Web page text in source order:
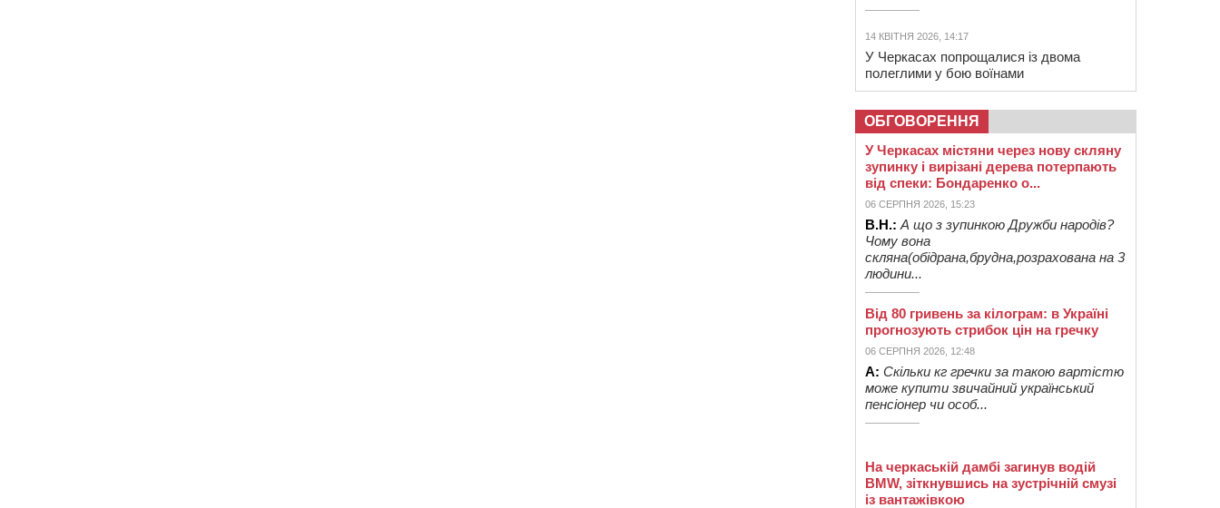
14 КВІТНЯ 2026, 14:17
У Черкасах попрощалися із двома
полеглими у бою воїнами
ОБГОВОРЕННЯ
У Черкасах містяни через нову скляну
зупинку і вирізані дерева потерпають
від спеки: Бондаренко о...
06 СЕРПНЯ 2026, 15:23
В.Н.: А що з зупинкою Дружби народів?
Чому вона
скляна(обідрана,брудна,розрахована на 3
людини...
Від 80 гривень за кілограм: в Україні
прогнозують стрибок цін на гречку
06 СЕРПНЯ 2026, 12:48
А: Скільки кг гречки за такою вартістю
може купити звичайний український
пенсіонер чи особ...
На черкаській дамбі загинув водій
BMW, зіткнувшись на зустрічній смузі
із вантажівкою